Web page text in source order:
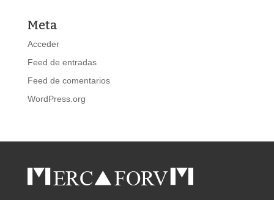
Meta
Acceder
Feed de entradas
Feed de comentarios
WordPress.org